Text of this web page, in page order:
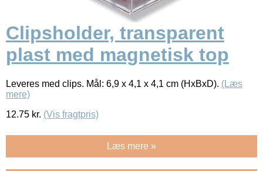
Clipsholder, transparent
plast med magnetisk top
Leveres med clips. Mål: 6,9 x 4,1 x 4,1 cm (HxBxD). (Læs
mere)
12.75 kr. (Vis fragtpris)
Læs mere »